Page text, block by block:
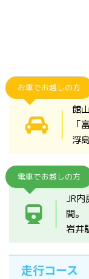
お車でお越しの方
館
「
浮
電車でお越しの方
JR
間。
岩井
走行コース